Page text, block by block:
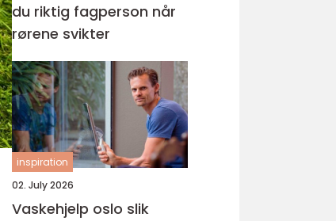
du riktig fagperson når
rørene svikter
inspiration
02. July 2026
Vaskehjelp oslo slik